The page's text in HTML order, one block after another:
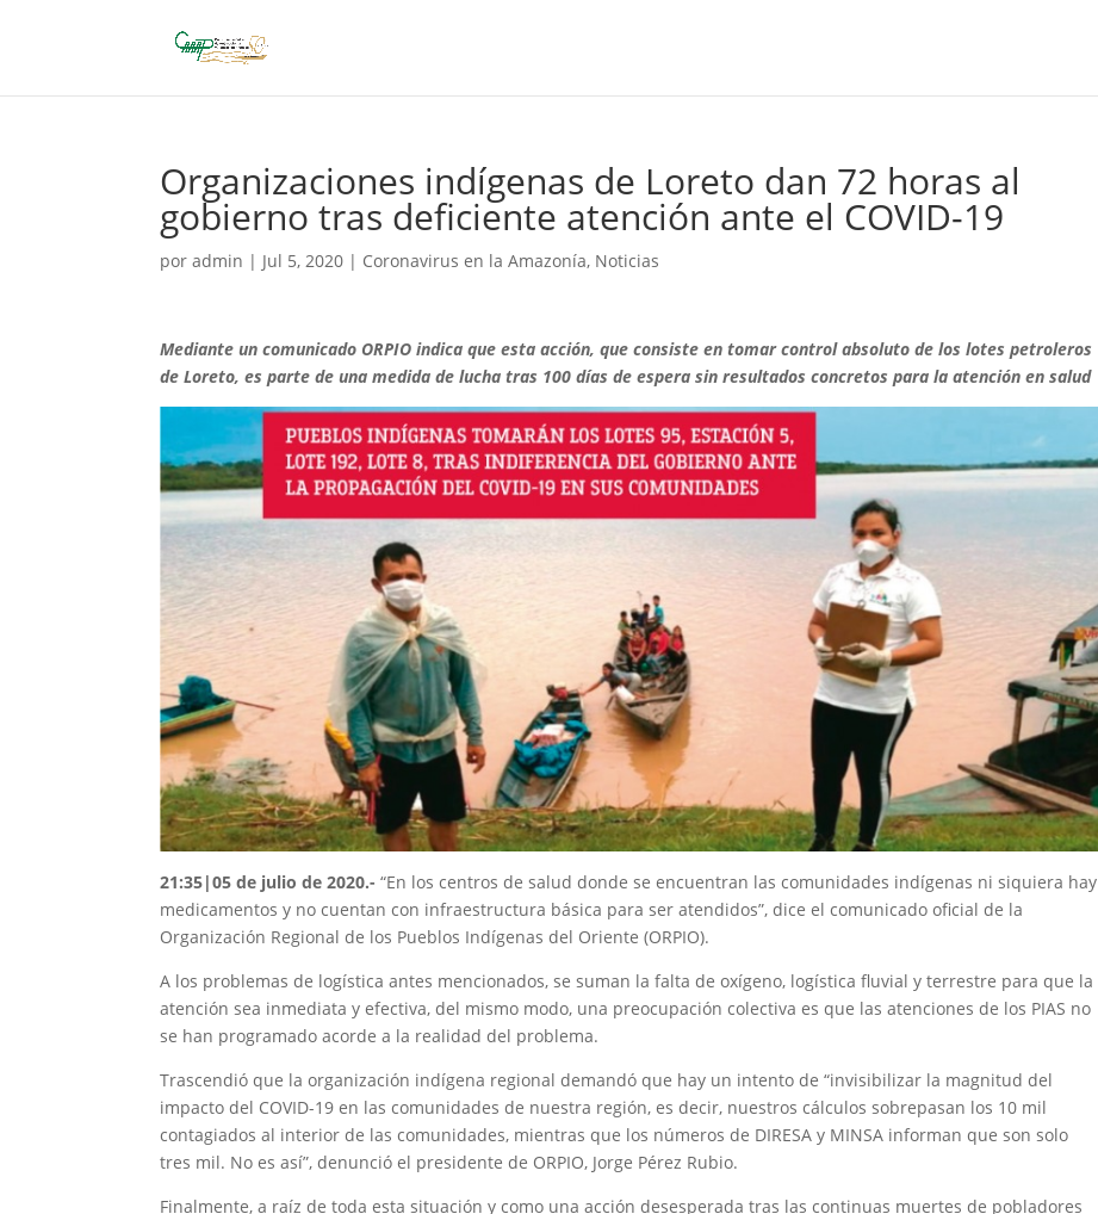
Organizaciones indígenas de Loreto dan 72 horas al
gobierno tras deficiente atención ante el COVID-19
poradmin | Jul 5, 2020 | Coronavirus en la Amazonía, Noticias
Mediante un comunicado ORPIO indica que esta acción, que consiste en tomar control absoluto de los lotes petroleros
de Loreto, es parte de una medida de lucha tras 100 días de espera sin resultados concretos para la atención en salud
21:35|05 de julio de 2020.- “En los centros de salud donde se encuentran las comunidades indígenas ni siquiera hay
medicamentos y no cuentan con infraestructura básica para ser atendidos”, dice el comunicado oficial de la
Organización Regional de los Pueblos Indígenas del Oriente (ORPIO).
A los problemas de logística antes mencionados, se suman la falta de oxígeno, logística fluvial y terrestre para que la
atención sea inmediata y efectiva, del mismo modo, una preocupación colectiva es que las atenciones de los PIAS no
se han programado acorde a la realidad del problema.
Trascendió que la organización indígena regional demandó que hay un intento de “invisibilizar la magnitud del
impacto del COVID-19 en las comunidades de nuestra región, es decir, nuestros cálculos sobrepasan los 10 mil
contagiados al interior de las comunidades, mientras que los números de DIRESA y MINSA informan que son solo
tres mil. No es así”, denunció el presidente de ORPIO, Jorge Pérez Rubio.
Finalmente, a raíz de toda esta situación y como una acción desesperada tras las continuas muertes de pobladores